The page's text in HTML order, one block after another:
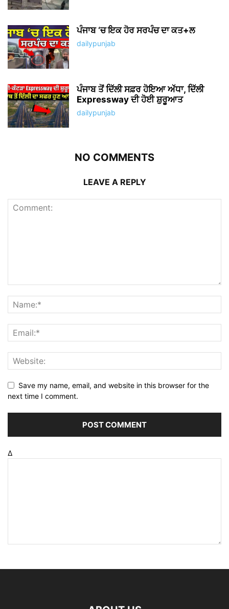
ਪੰਜਾਬ ‘ਚ ਇਕ ਹੋਰ ਸਰਪੰਚ ਦਾ ਕਤ+ਲ
dailypunjab
ਪੰਜਾਬ ਤੋਂ ਦਿੱਲੀ ਸਫ਼ਰ ਹੋਇਆ ਅੱਧਾ, ਦਿੱਲੀ
Expressway ਦੀ ਹੋਈ ਸ਼ੁਰੂਆਤ
dailypunjab
NO COMMENTS
LEAVE A REPLY
Save my name, email, and website in this browser for the
next time I comment.
Δ